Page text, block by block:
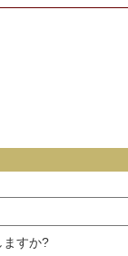
ますか?